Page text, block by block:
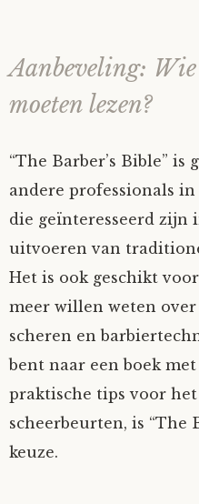
Aanbeveling:
moeten lezen?
“The Barber’s Bible”
andere professionals
die geïnteresseerd zijn
uitvoeren van
Het is ook geschikt
meer willen weten over
scheren en
bent naar een boek
praktische tips voor
scheerbeurten, is “The
keuze.